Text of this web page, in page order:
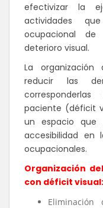
efectivizar la
actividades
ocupacional
deterioro visual.
La organización
reducir las
paciente (déficit
un espacio que
accesibilidad en
ocupacionales.
Organización
con déficit visual: